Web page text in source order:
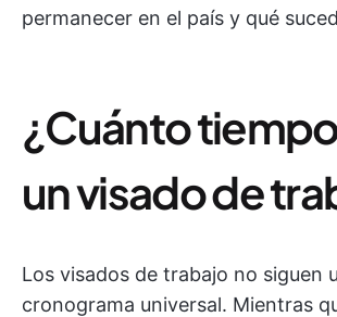
permanecer en el país y qué
¿Cuánto
un visado de
Los visados de trabajo no siguen
cronograma universal. Mientras